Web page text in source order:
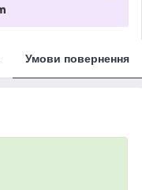
Умови повернення